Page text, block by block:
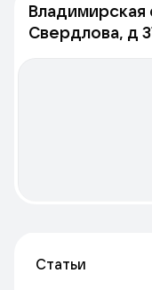
Владимирская
Свердлова, д
Статьи